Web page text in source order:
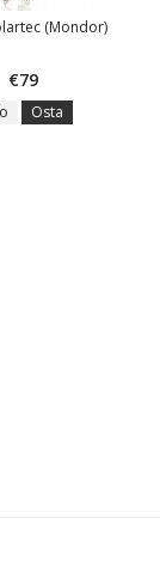
(Mondor)
€79
Osta